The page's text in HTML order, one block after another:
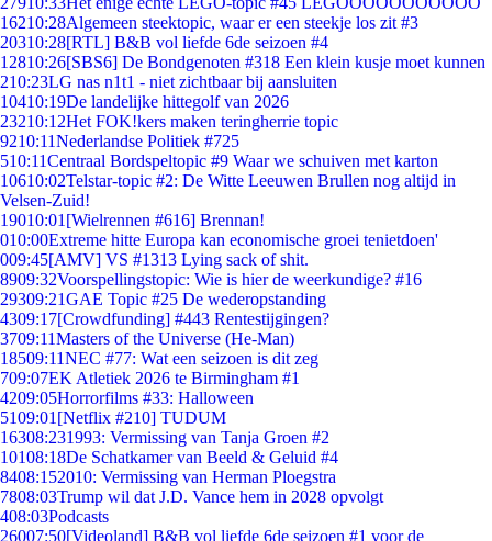
16210:28Algemeen steektopic, waar er een steekje los zit #3
20310:28[RTL] B&B vol liefde 6de seizoen #4
12810:26[SBS6] De Bondgenoten #318 Een klein kusje moet kunnen
210:23LG nas n1t1 - niet zichtbaar bij aansluiten
10410:19De landelijke hittegolf van 2026
23210:12Het FOK!kers maken teringherrie topic
9210:11Nederlandse Politiek #725
510:11Centraal Bordspeltopic #9 Waar we schuiven met karton
10610:02Telstar-topic #2: De Witte Leeuwen Brullen nog altijd in
Velsen-Zuid!
19010:01 [Wielrennen #616] Brennan!
010:00Extreme hitte Europa kan economische groei tenietdoen'
009:45[AMV] VS #1313 Lying sack of shit.
8909:32Voorspellingstopic: Wie is hier de weerkundige? #16
29309:21GAE Topic #25 De wederopstanding
4309:17[Crowdfunding] #443 Rentestijgingen?
3709:11Masters of the Universe (He-Man)
18509:11NEC #77: Wat een seizoen is dit zeg
709:07EK Atletiek 2026 te Birmingham #1
4209:05Horrorfilms #33: Halloween
5109:01 [Netflix #210] TUDUM
16308:231993: Vermissing van Tanja Groen #2
10108:18De Schatkamer van Beeld & Geluid #4
8408:152010: Vermissing van Herman Ploegstra
7808:03Trump wil dat J.D. Vance hem in 2028 opvolgt
408:03Podcasts
26007:50[Videoland] B&B vol liefde 6de seizoen #1 voor de